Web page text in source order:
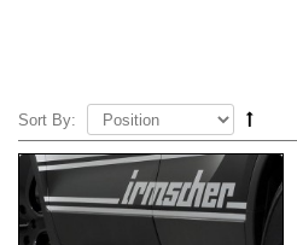
Sort By: